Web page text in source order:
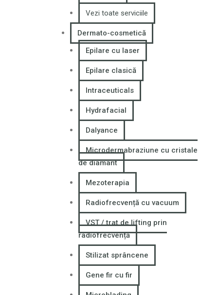
Vezi toate serviciile
Dermato-cosmetică
Epilare cu laser
Epilare clasică
Intraceuticals
Hydrafacial
Dalyance
Microdermabraziune cu cristale
de diamant
Mezoterapia
Radiofrecvență cu vacuum
VST / trat de lifting prin
radiofrecvență
Stilizat sprâncene
Gene fir cu fir